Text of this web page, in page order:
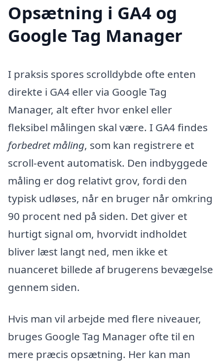
Opsætning i GA4 og
Google Tag Manager
I praksis spores scrolldybde ofte enten
direkte i GA4 eller via Google Tag
Manager, alt efter hvor enkel eller
fleksibel målingen skal være. I GA4 findes
forbedret måling, som kan registrere et
scroll-event automatisk. Den indbyggede
måling er dog relativt grov, fordi den
typisk udløses, når en bruger når omkring
90 procent ned på siden. Det giver et
hurtigt signal om, hvorvidt indholdet
bliver læst langt ned, men ikke et
nuanceret billede af brugerens bevægelse
gennem siden.
Hvis man vil arbejde med flere niveauer,
bruges Google Tag Manager ofte til en
mere præcis opsætning. Her kan man